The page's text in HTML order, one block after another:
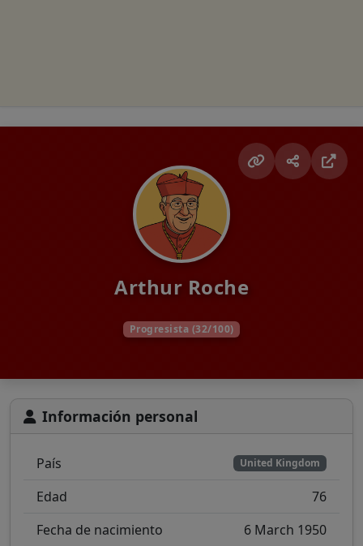
Arthur Roche
Progresista (32/100)
Información personal
País United Kingdom
Edad
76
Fecha de nacimiento
6 March 1950